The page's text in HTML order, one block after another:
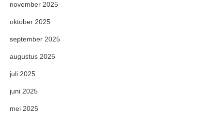
november 2025
oktober 2025
september 2025
augustus 2025
juli 2025
juni 2025
mei 2025